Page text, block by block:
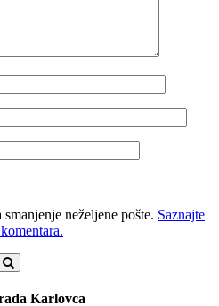
neželjene pošte. Saznajte
Karlovca